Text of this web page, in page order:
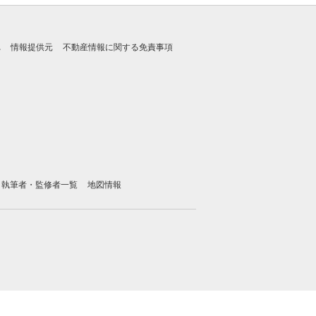
情報提供元 不動産情報に関する免責事項
執筆者・監修者一覧 地図情報